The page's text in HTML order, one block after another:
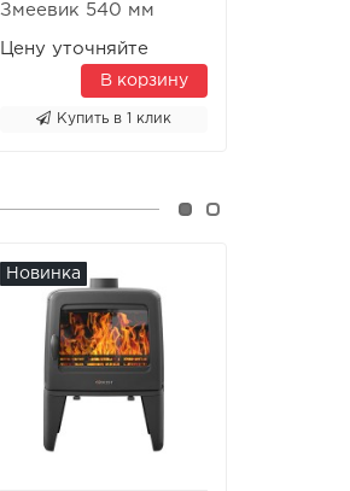
Змеевик 540 мм
Цену уточняйте
В корзину
Купить в 1 клик
Новинка